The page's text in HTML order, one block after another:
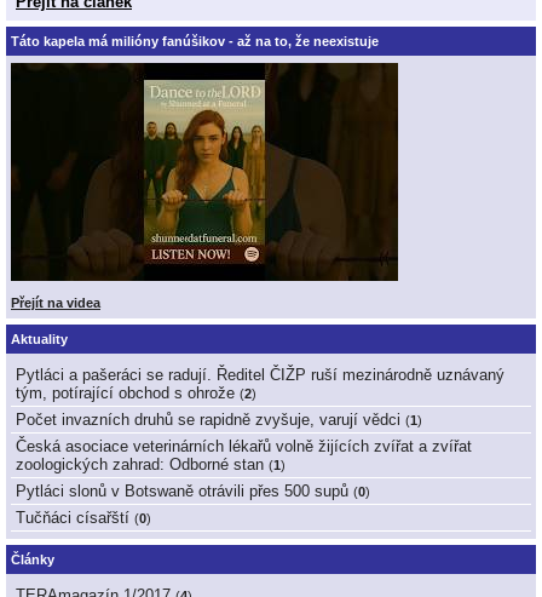
Táto kapela má milióny fanúšikov - až na to, že neexistuje
Přejít na videa
Aktuality
Pytláci a pašeráci se radují. Ředitel ČIŽP ruší mezinárodně uznávaný
tým, potírající obchod s ohrože (2)
Počet invazních druhů se rapidně zvyšuje, varují vědci (1)
Česká asociace veterinárních lékařů volně žijících zvířat a zvířat
zoologických zahrad: Odborné stan (1)
Pytláci slonů v Botswaně otrávili přes 500 supů (0)
Tučňáci císařští (0)
Články